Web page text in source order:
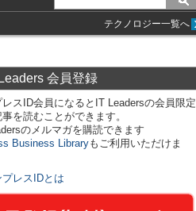
テクノロジー一覧へ
会員登録
スID会員になるとIT Leadersの会員限定
を読むことができます。
のメルマガを購読できます
Business Libraryもご利用いただけま
プレスIDとは